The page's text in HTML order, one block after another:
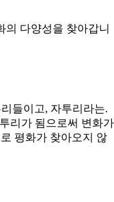
다양성을 찾아갑니
들이고, 자투리라는.
리가 됨으로써 변화가
평화가 찾아오지 않